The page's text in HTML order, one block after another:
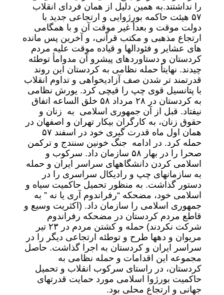
را نداشتند.به همین دلیل از همان فردای انقلاب
۵۷ هیئت حاکمه بورژوایی و ارتجاعی جدید با
دولت موقت و بعدأ غیر موقت آن و با همگامی
ارتجاع مذهبی و مکتب قرآنی، و آخرین پس مانده
های عشایر و فئودالها و قیاده موقت علیه مردم
کردستان و دستاوردهای پیشرو آن مدوامأ توطئه
چیدند. نهایتأ حمله نظامی به کردستان این روند
قدرتمند تر شدن صف آزادیخواهی و تداوم انقلاب
با پتانسیل قوی چپ را قیچی کرد. یورش نظامی
به کردستان در ۲۸ مرداد ۵۸ خلق الساعه اتفاق
نیفتاد. قبل از آن جمهوری اسلامی به زنان و
حقوق زنان، به کارگران بیکار تهران و اصفهان در
همان اول ماه قدرت گیری خود در اسفند ۵۷
حمله کرد. در ادامه جنگ خونین سنندج و ترکمن
صحرا را در بهار ۵۸ سازمان داد. سرکوب و
اسلامی کردن دانشگاههای سراسر ایران و حمله
به سازمانهای چپ و رادیکال سراسری را در
دستور گذاشت. به منظور تحمیل حاکمیت سیاه و
اسلامی خود، مضحکه “رفراندوم آری یا نه ” به
جمهوری اسلامی را سازمان داد. (اکثریت وسیع و
قاطع مردم کردستان در مضحکه رفراندوم
شرکت نکردند) حمله و کشتن مردم در ۲۳ تیر
مریوان و دهها طرح و توطئه ارتجاعی دیگر را در
سراسر ایران و کردستان به اجرا گذاشت. حاصل
مجموعه این اقدامات و حمله نظامی به
کردستان، در راستای سرکوب انقلاب و تحمیل
حاکمیت بورژوا اسلامی مورد حمایت قدرتهای
جهانی و ارتجاع محلی بود.